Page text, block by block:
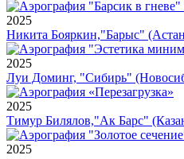
2025
Никита Бояркин,"Барыс"
2025
Луи Доминг, "Сибирь"
2025
Тимур Билялов,"Ак Барс"
2025